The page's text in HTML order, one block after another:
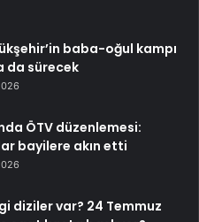
baba-oğul kampı
da sürecek
ÖTV düzenlemesi:
bayilere akın etti
diziler var? 24 Temmuz